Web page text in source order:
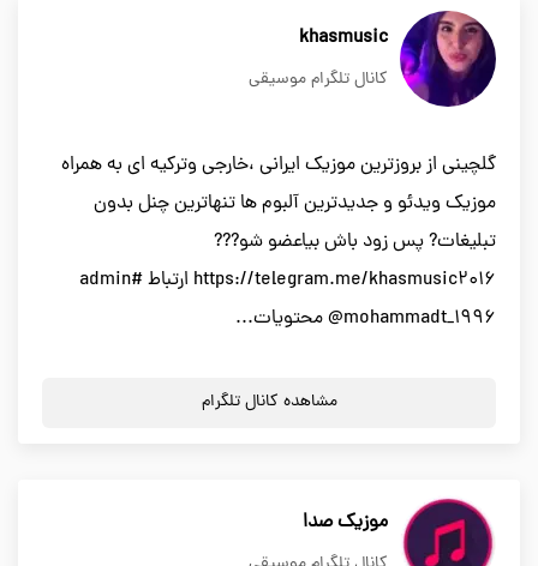
khasmusic
کانال تلگرام موسیقی
گلچینی از بروزترین موزیک ایرانی ،خارجی وترکیه ای به همراه
موزیک ویدئو و جدیدترین آلبوم ها تنهاترین چنل بدون
تبلیغات? پس زود باش بیاعضو شو???
https://telegram.me/khasmusic2016 ارتباط #admin
@mohammadt_1996 محتویات...
مشاهده کانال تلگرام
موزیک صدا